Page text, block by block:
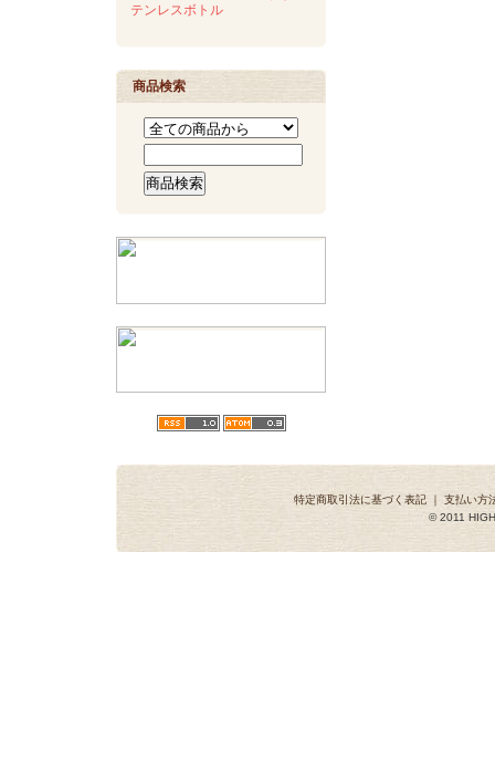
テンレスボトル
商品検索
特定商取引法に基づく表記 ｜ 支払い方
© 2011